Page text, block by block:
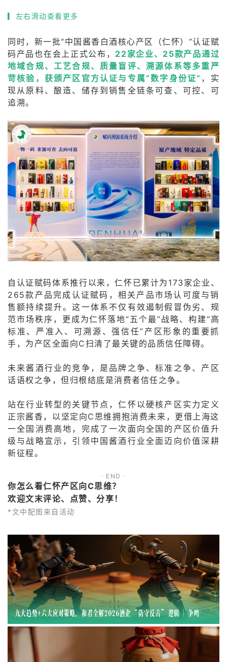
▎左右滑动查看更多
同时，新一批“中国酱香白酒核心产区（仁怀）”认证赋
码产品也在会上正式公布， 22家企业、25款产品通过
地域合规、工艺合规、质量盲评、溯源体系等多重严
苛核验，获颁产区官方认证与专属“数字身份证” ，实
现从原料、酿造、储存到销售全链条可查、可控、可
追溯。
自认证赋码体系推行以来，仁怀已累计为173家企业、
265款产品完成认证赋码，相关产品市场认可度与销
售额持续提升。这一体系不仅有效遏制假冒伪劣、规
范市场秩序，更成为仁怀落地“五个最”战略、构建“高
标准、严准入、可溯源、强信任”产区形象的重要抓
手，为产区全面向C扫清了最关键的品质信任障碍。
未来酱酒行业的竞争，是品牌之争、标准之争、产区
话语权之争，但归根结底是消费者信任之争。
站在行业转型的关键节点，仁怀以硬核产区实力定义
正宗酱香，以坚定向C思维拥抱消费未来，更借上海这
一全国消费高地，完成了一次面向全国的产区价值升
级与战略宣示，引领中国酱酒行业全面迈向价值深耕
新征程。
· END ·
你怎么看仁怀产区向C思维？
欢迎文末评论、点赞、分享！
*文中配图来自活动